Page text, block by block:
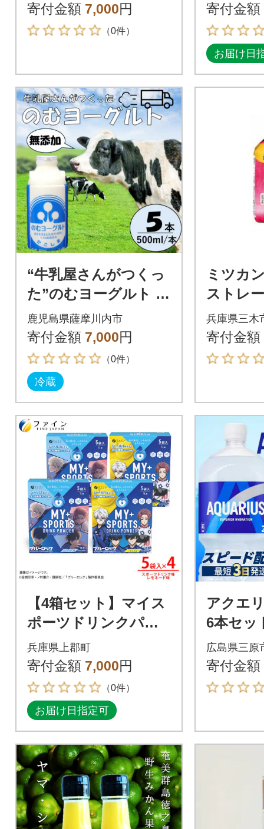
寄付金額 7,000円
（0件）
寄付金額
お届け日
“牛乳屋さんがつくっ
た”のむヨーグルト 50
0ml×5本 計2.5L 無添
加 ZS-774
鹿児島県薩摩川内市
寄付金額 7,000円
（0件）
冷蔵
ミツカ
ストレ
兵庫県三木
寄付金額
【4箱セット】マイス
ポーツドリンクパウ
ダー5袋×各2箱(スポド
リ味&レモネード味)
兵庫県上郡町
寄付金額 7,000円
（0件）
お届け日指定可
アクエ
6本セッ
広島県三原
寄付金額